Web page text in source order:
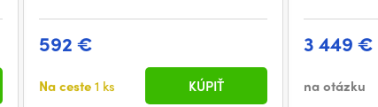
592 €
Na ceste1 ks KÚPIŤ
3 449 €
na otázku